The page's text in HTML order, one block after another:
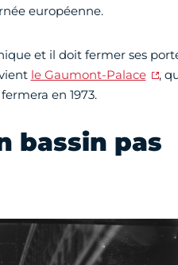
européenne.
et il doit fermer ses
le Gaumont-Palace
,
en 1973.
bassin pas